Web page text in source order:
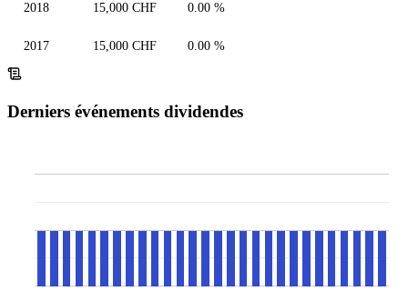
2018 15,000 CHF 0.00 %
2017 15,000 CHF 0.00 %
Derniers événements dividendes